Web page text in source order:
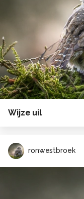
Wijze uil
ronwestbroek